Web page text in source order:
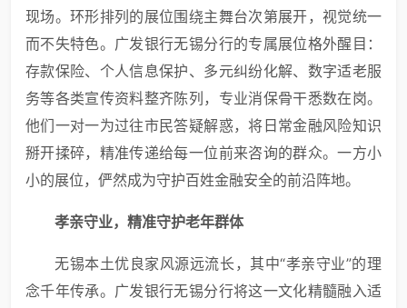
现场。环形排列的展位围绕主舞台次第展开，视觉统一
而不失特色。广发银行无锡分行的专属展位格外醒目：
存款保险、个人信息保护、多元纠纷化解、数字适老服
务等各类宣传资料整齐陈列，专业消保骨干悉数在岗。
他们一对一为过往市民答疑解惑，将日常金融风险知识
掰开揉碎，精准传递给每一位前来咨询的群众。一方小
小的展位，俨然成为守护百姓金融安全的前沿阵地。
孝亲守业，精准守护老年群体
无锡本土优良家风源远流长，其中“孝亲守业”的理
念千年传承。广发银行无锡分行将这一文化精髓融入适